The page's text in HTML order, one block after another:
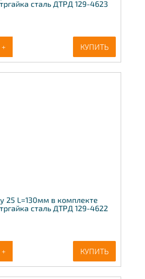
сталь ДТРД 129-4623
+ КУПИТЬ
25 L=130мм в комплекте
сталь ДТРД 129-4622
+ КУПИТЬ